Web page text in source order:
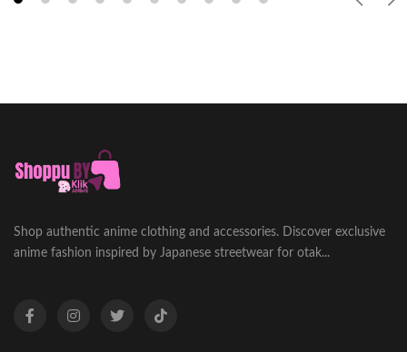
Shop authentic anime clothing and accessories. Discover exclusive
anime fashion inspired by Japanese streetwear for otak...